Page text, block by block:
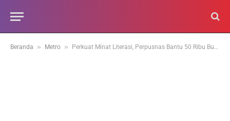
Beranda » Metro » Perkuat Minat Literasi, Perpusnas Bantu 50 Ribu Buku Baru untuk Kota Padang